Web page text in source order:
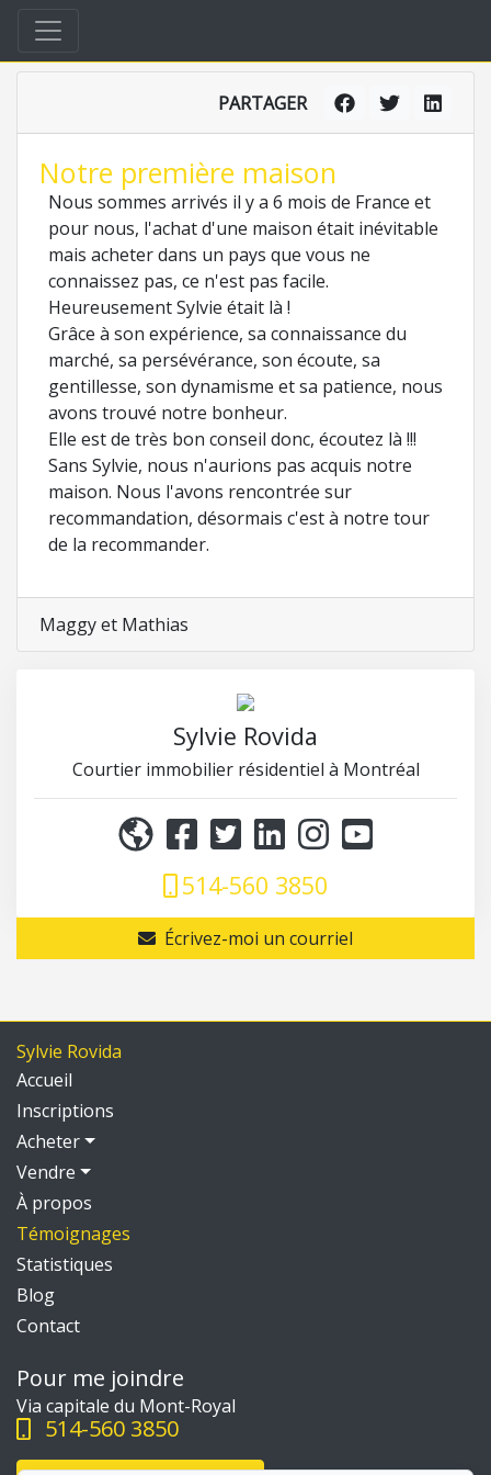
PARTAGER
Notre première maison
Nous sommes arrivés il y a 6 mois de France et
pour nous, l'achat d'une maison était inévitable
mais acheter dans un pays que vous ne
connaissez pas, ce n'est pas facile.
Heureusement Sylvie était là !
Grâce à son expérience, sa connaissance du
marché, sa persévérance, son écoute, sa
gentillesse, son dynamisme et sa patience, nous
avons trouvé notre bonheur.
Elle est de très bon conseil donc, écoutez là !!!
Sans Sylvie, nous n'aurions pas acquis notre
maison. Nous l'avons rencontrée sur
recommandation, désormais c'est à notre tour
de la recommander.
Maggy et Mathias
Sylvie Rovida
Courtier immobilier résidentiel à Montréal
514-560 3850
Écrivez-moi un courriel
Sylvie Rovida
Accueil
Inscriptions
Acheter
Vendre
À propos
Témoignages
Statistiques
Blog
Contact
Pour me joindre
Via capitale du Mont-Royal
514-560 3850